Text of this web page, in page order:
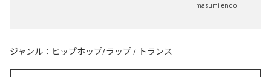
masumi endo
ジャンル： ヒップホップ/ラップ / トランス